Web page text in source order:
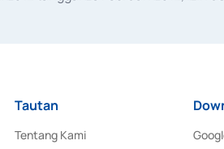
Tautan
Tentang Kami